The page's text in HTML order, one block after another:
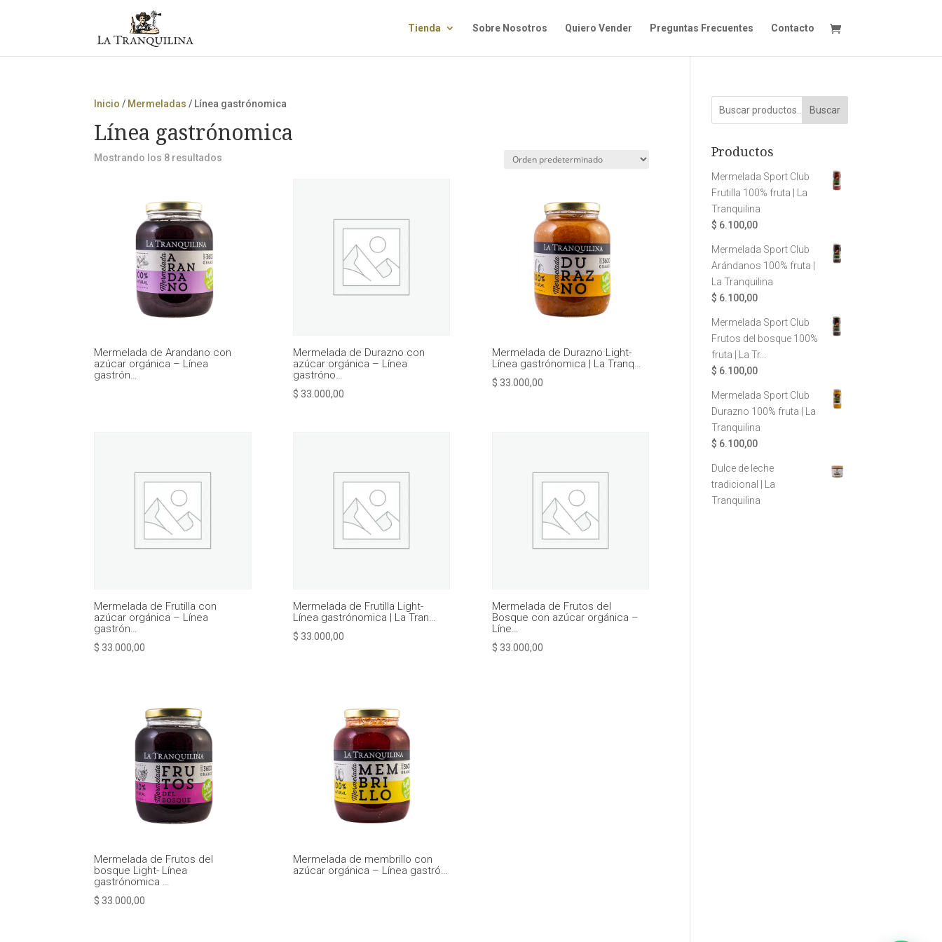
Tienda Sobre Nosotros Quiero Vender Preguntas Frecuentes Contacto
Inicio / Mermeladas / Línea gastrónomica
Línea gastrónomica
Mostrando los 8 resultados
Mermelada de Arandano con
azúcar orgánica – Línea
gastrón…
Mermelada de Durazno con
azúcar orgánica – Línea
gastróno…
$ 33.000,00
Mermelada de Durazno Light-
Línea gastrónomica | La Tranq…
$ 33.000,00
Mermelada de Frutilla con
azúcar orgánica – Línea
gastrón…
$ 33.000,00
Mermelada de Frutilla Light-
Línea gastrónomica | La Tran…
$ 33.000,00
Mermelada de Frutos del
Bosque con azúcar orgánica –
Líne…
$ 33.000,00
Mermelada de Frutos del
bosque Light- Línea
gastrónomica …
$ 33.000,00
Mermelada de membrillo con
azúcar orgánica – Línea gastró…
Buscar
Productos
Mermelada Sport Club
Frutilla 100% fruta | La
Tranquilina
$ 6.100,00
Mermelada Sport Club
Arándanos 100% fruta |
La Tranquilina
$ 6.100,00
Mermelada Sport Club
Frutos del bosque 100%
fruta | La Tr...
$ 6.100,00
Mermelada Sport Club
Durazno 100% fruta | La
Tranquilina
$ 6.100,00
Dulce de leche
tradicional | La
Tranquilina